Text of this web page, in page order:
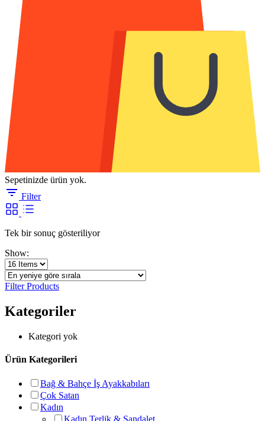
Sepetinizde ürün yok.
Filter
Tek bir sonuç gösteriliyor
Show:
Filter Products
Kategoriler
Kategori yok
Ürün Kategorileri
Bağ & Bahçe İş Ayakkabıları
Çok Satan
Kadın